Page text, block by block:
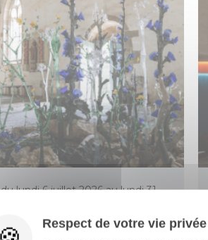
du lundi 6 juillet 2026 au lundi 31
L'ART DANS LES CHAPELLES À
Respect de votre vie privée